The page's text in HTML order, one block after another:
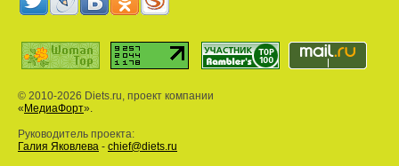
© 2010-2026 Diets.ru, проект компании
«МедиаФорт».
Руководитель проекта:
Галия Яковлева - chief@diets.ru